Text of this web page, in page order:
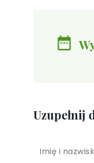
Uzupełnij